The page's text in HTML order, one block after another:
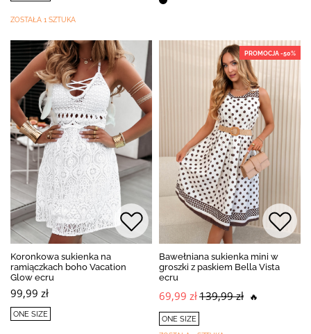
ZOSTAŁA 1 SZTUKA
Koronkowa sukienka na
ramiączkach boho Vacation
Glow ecru
99,99 zł
ONE SIZE
PROMOCJA -50%
Bawełniana sukienka mini w
groszki z paskiem Bella Vista
ecru
69,99 zł139,99 zł 🔥
ONE SIZE